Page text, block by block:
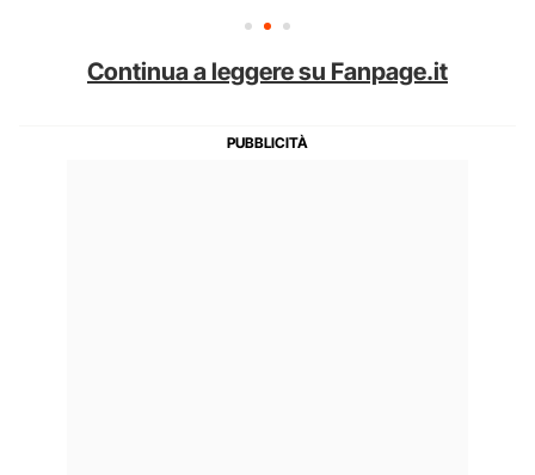
Continua a leggere su Fanpage.it